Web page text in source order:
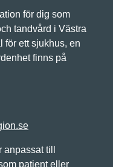
för dig som
tandvård i Västra
för ett sjukhus, en
finns på
till
patient eller